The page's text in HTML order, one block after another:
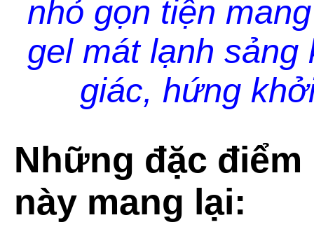
nhỏ gọn tiện
gel mát lạnh
giác, hứng
Những đặc
này mang lại: